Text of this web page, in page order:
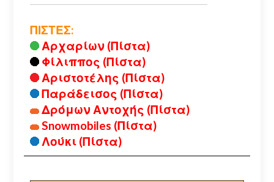
ΠΙΣΤΕΣ:
Αρχαρίων (Πίστα)
Φίλιππος (Πίστα)
Αριστοτέλης (Πίστα)
Παράδεισος (Πίστα)
Δρόμων Αντοχής (Πίστα)
Snowmobiles (Πίστα)
Λούκι (Πίστα)